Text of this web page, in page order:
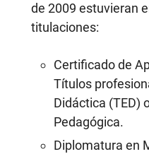
de 2009 estuvieran
titulaciones:
Certificado de
Títulos
Didáctica (TED)
Pedagógica.
Diplomatura en